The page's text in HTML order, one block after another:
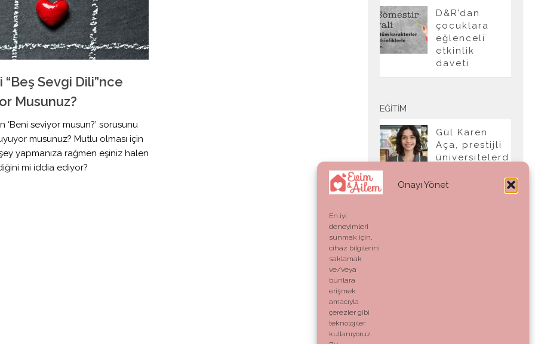
Onayı Yönet
En iyi
deneyimleri
sunmak için,
cihaz bilgilerini
saklamak
ve/veya
bunlara
erişmek
amacıyla
çerezler gibi
teknolojiler
kullanıyoruz.
“Beş Sevgi Dili”nce
Musunuz?
‘Beni seviyor musun?’ sorusunu
musunuz? Mutlu olması için
yapmanıza rağmen eşiniz halen
mi iddia ediyor?
D&R’dan
çocuklara
eğlenceli
etkinlik
daveti
EĞITIM
Gül Karen
Aça, prestijli
üniversitelerd
kabul aldı